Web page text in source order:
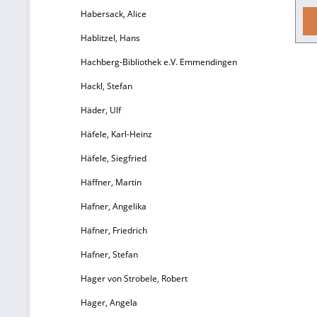
Habersack, Alice
Hablitzel, Hans
Hachberg-Bibliothek e.V. Emmendingen
Hackl, Stefan
Häder, Ulf
Häfele, Karl-Heinz
Häfele, Siegfried
Häffner, Martin
Hafner, Angelika
Häfner, Friedrich
Hafner, Stefan
Hager von Strobele, Robert
Hager, Angela